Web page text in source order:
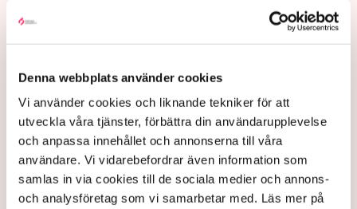
Denna webbplats använder cookies
Vi använder cookies och liknande tekniker för att
utveckla våra tjänster, förbättra din användarupplevelse
och anpassa innehållet och annonserna till våra
användare. Vi vidarebefordrar även information som
samlas in via cookies till de sociala medier och annons-
och analysföretag som vi samarbetar med. Läs mer på